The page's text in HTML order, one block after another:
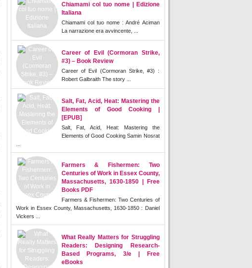
Chiamami col tuo nome | Edizione
Italiana
Chiamami col tuo nome : André Aciman
La narrazione era avvincente, ...
Career of Evil (Cormoran Strike,
#3) – Book Review
Career of Evil (Cormoran Strike, #3) :
Robert Galbraith The story ...
Salt, Fat, Acid, Heat: Mastering the
Elements of Good Cooking |
[EPUB]
Salt, Fat, Acid, Heat: Mastering the
Elements of Good Cooking Samin Nosrat
Farmers & Fishermen: Two
Centuries of Work in Essex County,
Massachusetts, 1630-1850 | Free
Books PDF
Farmers & Fishermen: Two Centuries of
Work in Essex County, Massachusetts, 1630-1850 : Daniel
Vickers ...
What Really Matters for Struggling
Readers: Designing Research-
Based Programs, 3/e | Free
eBooks